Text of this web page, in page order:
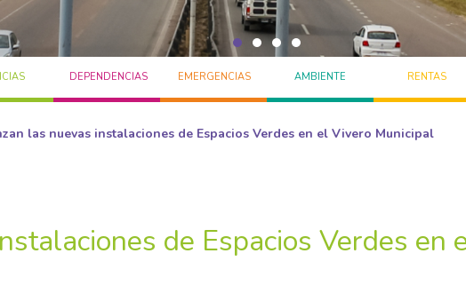
DEPENDENCIAS EMERGENCIAS AMBIENTE RENTAS
las nuevas instalaciones de Espacios Verdes en el Vivero Municipal
de Espacios Verdes en